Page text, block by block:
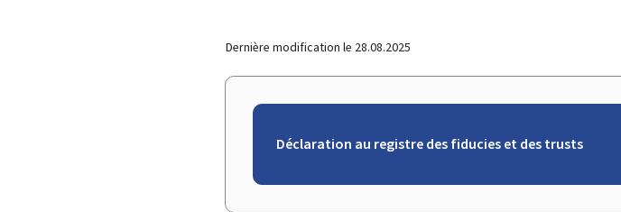
Dernière modification le 28.08.2025
Déclaration au registre des fiducies et des trusts